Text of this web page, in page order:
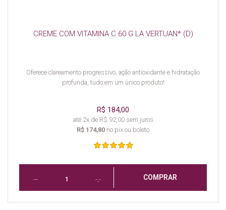
CREME COM VITAMINA C 60 G LA VERTUAN* (D)
Oferece clareamento progressivo, ação antioxidante e hidratação
profunda, tudo em um único produto!
R$ 184,00
até 2x de R$ 92,00 sem juros
R$ 174,80 no pix ou boleto
COMPRAR